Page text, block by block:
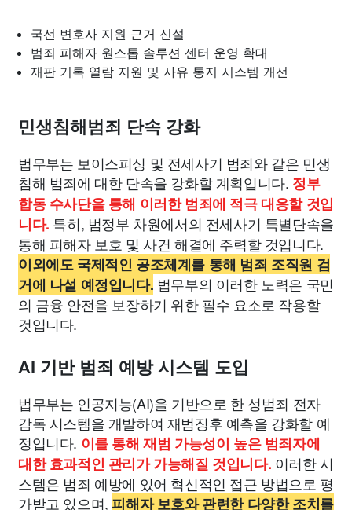
국선 변호사 지원 근거 신설
범죄 피해자 원스톱 솔루션 센터 운영 확대
재판 기록 열람 지원 및 사유 통지 시스템 개선
민생침해범죄 단속 강화
법무부는 보이스피싱 및 전세사기 범죄와 같은 민생
침해 범죄에 대한 단속을 강화할 계획입니다. 정부
합동 수사단을 통해 이러한 범죄에 적극 대응할 것입
니다. 특히, 범정부 차원에서의 전세사기 특별단속을
통해 피해자 보호 및 사건 해결에 주력할 것입니다.
이외에도 국제적인 공조체계를 통해 범죄 조직원 검
거에 나설 예정입니다. 법무부의 이러한 노력은 국민
의 금융 안전을 보장하기 위한 필수 요소로 작용할
것입니다.
AI 기반 범죄 예방 시스템 도입
법무부는 인공지능(AI)을 기반으로 한 성범죄 전자
감독 시스템을 개발하여 재범징후 예측을 강화할 예
정입니다. 이를 통해 재범 가능성이 높은 범죄자에
대한 효과적인 관리가 가능해질 것입니다. 이러한 시
스템은 범죄 예방에 있어 혁신적인 접근 방법으로 평
가받고 있으며, 피해자 보호와 관련한 다양한 조치를